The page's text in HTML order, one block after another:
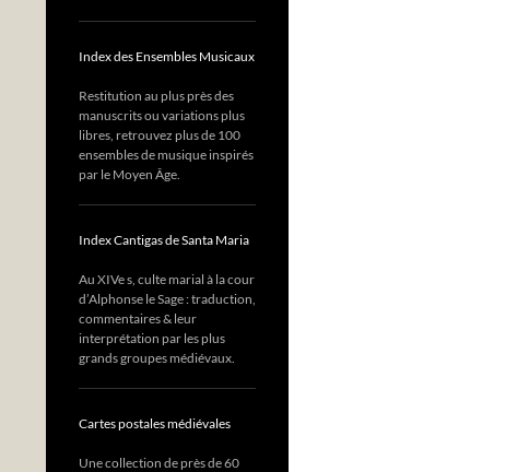
Index des Ensembles Musicaux
Restitution au plus près des
manuscrits ou variations plus
libres, retrouvez plus de 100
ensembles de musique inspirés
par le Moyen Âge.
Index Cantigas de Santa Maria
Au XIVe s, culte marial à la cour
d’Alphonse le Sage : traduction,
commentaires & leur
interprétation par les plus
grands groupes médiévaux.
Cartes postales médiévales
Une collection de près de 60